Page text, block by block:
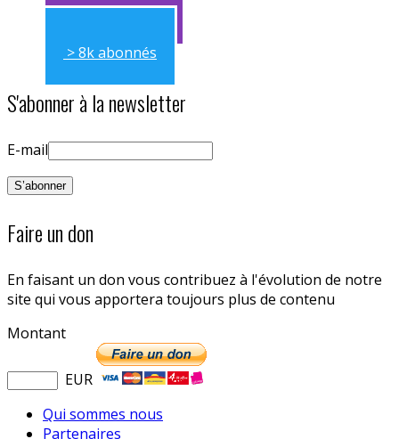
> 11k abonnés
> 8k abonnés
S'abonner à la newsletter
E-mail
Faire un don
En faisant un don vous contribuez à l'évolution de notre
site qui vous apportera toujours plus de contenu
Montant
EUR
Qui sommes nous
Partenaires